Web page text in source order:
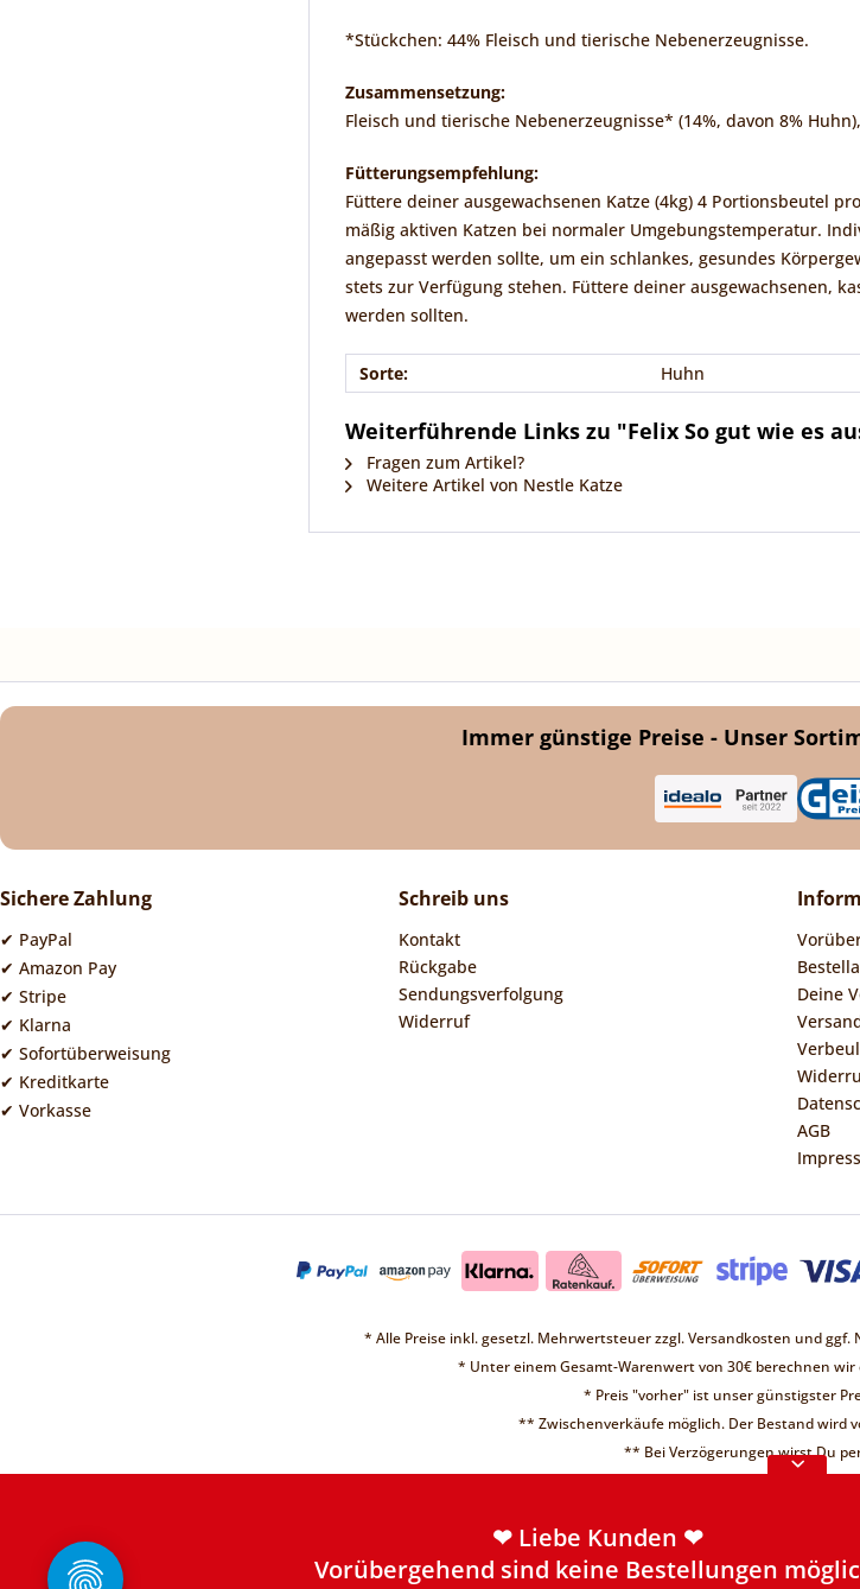
❤ Liebe Kunden ❤
Vorübergehend sind keine Bestellungen
❤ Liebe Kunden ❤
Vorübergehend sind keine Bestellungen
*Stückchen: 44% Fleisch und tierische Nebenerzeugnisse.
Zusammensetzung:
Fleisch und tierische Nebenerzeugnisse* (14%, davon 8%
Fütterungsempfehlung:
Füttere deiner ausgewachsenen Katze (4kg) 4 Portionsbeutel
mäßig aktiven Katzen bei normaler Umgebungstemperatur.
angepasst werden sollte, um ein schlankes, gesundes
stets zur Verfügung stehen. Füttere deiner ausgewachsenen,
werden sollten.
Sorte: Huhn
Weiterführende Links zu "Felix So gut wie es
Fragen zum Artikel?
Weitere Artikel von Nestle Katze
Immer günstige Preise - Unser
Sichere Zahlung
✔ PayPal
✔ Amazon Pay
✔ Stripe
✔ Klarna
✔ Sofortüberweisung
✔ Kreditkarte
✔ Vorkasse
Schreib uns
Kontakt
Rückgabe
Sendungsverfolgung
Widerruf
Deine
AGB
* Alle Preise inkl. gesetzl. Mehrwertsteuer zzgl.Versandkosten und ggf.
* Unter einem Gesamt-Warenwert von 30€ berechnen
* Preis "vorher" ist unser günstigster
** Zwischenverkäufe möglich. Der Bestand wird
** Bei Verzögerungen wirst Du